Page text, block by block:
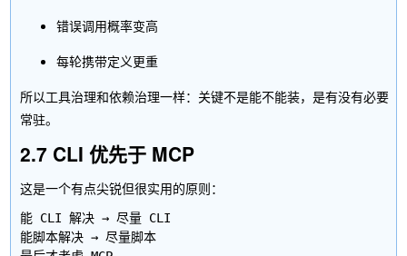
错误调用概率变高
每轮携带定义更重
所以工具治理和依赖治理一样：关键不是能不能装，是有没有必要
常驻。
2.7 CLI 优先于 MCP
这是一个有点尖锐但很实用的原则：
能 CLI 解决 → 尽量 CLI
能脚本解决 → 尽量脚本